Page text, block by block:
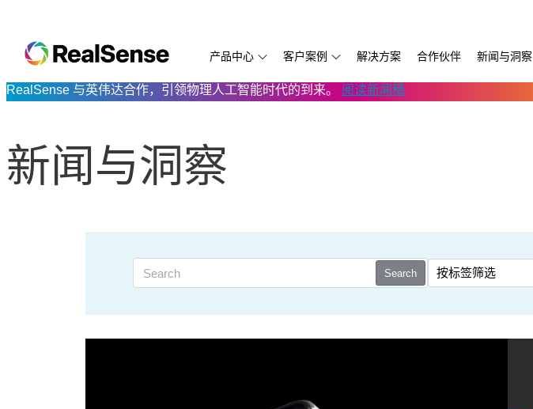
产品中心
D435i
D405
D421 模组
模组与处理器
D435if
D455f
客户案例
Aetrex
卡腾科技
ANYbotics
MiR
Biped.ai
云拿科技
从喂鸟器到边缘AI
Protocol
FIT:match
RIOS
Simbe
解决方案 合作伙伴 新闻与洞察
RealSense ID SDK
视频与教程
RealSense 与英伟达合作，引领物理人工智能时代的到来。 阅读新闻稿
新闻与洞察
Search